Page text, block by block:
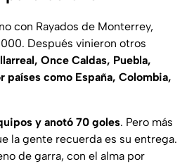
con Rayados de Monterrey,
Después vinieron otros
Once Caldas, Puebla,
países como España, Colombia,
y anotó 70 goles. Pero más
la gente recuerda es su entrega.
de garra, con el alma por